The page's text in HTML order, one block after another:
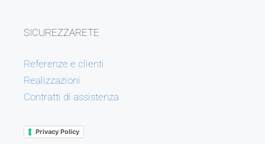
SICUREZZARETE
Referenze e clienti
Realizzazioni
Contratti di assistenza
Privacy Policy